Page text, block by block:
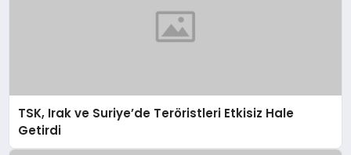
TSK, Irak ve Suriye’de Teröristleri Etkisiz Hale
Getirdi